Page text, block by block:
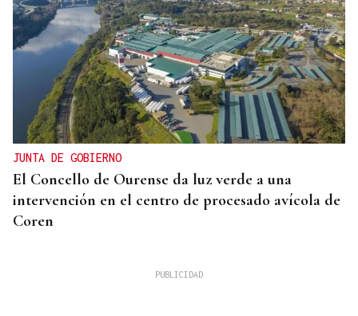
JUNTA DE GOBIERNO
El Concello de Ourense da luz verde a una
intervención en el centro de procesado avícola de
Coren